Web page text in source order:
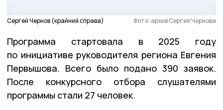
Сергей Чернов (крайний справа) Фото: архив Сергея Чернова
Программа стартовала в 2025 году
по инициативе руководителя региона Евгения
Первышова. Всего было подано 390 заявок.
После конкурсного отбора слушателями
программы стали 27 человек.